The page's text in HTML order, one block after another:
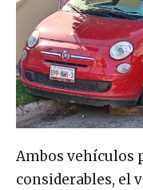
Ambos vehículos
considerables, el